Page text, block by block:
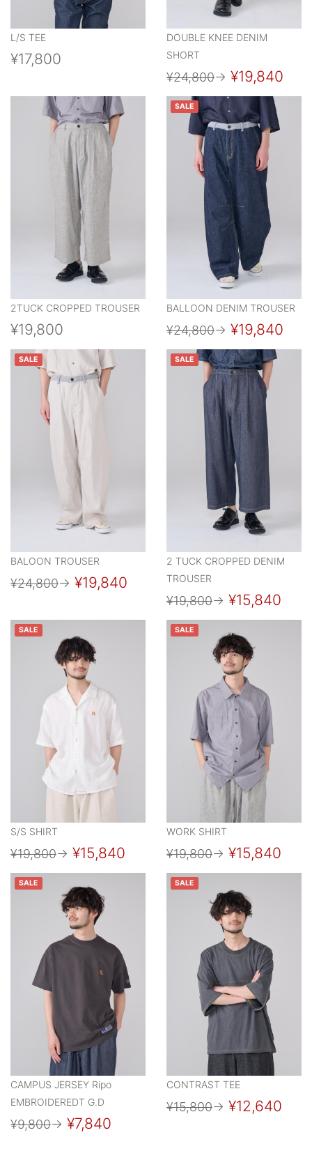
L/S TEE
¥17,800
DOUBLE KNEE DENIM
SHORT
¥24,800→ ¥19,840
2TUCK CROPPED TROUSER
¥19,800
SALE
BALLOON DENIM TROUSER
¥24,800→ ¥19,840
SALE
BALOON TROUSER
¥24,800→ ¥19,840
SALE
2 TUCK CROPPED DENIM
TROUSER
¥19,800→ ¥15,840
SALE
S/S SHIRT
¥19,800→ ¥15,840
SALE
WORK SHIRT
¥19,800→ ¥15,840
SALE
CAMPUS JERSEY Ripo
EMBROIDEREDT G.D
¥9,800→ ¥7,840
SALE
CONTRAST TEE
¥15,800→ ¥12,640